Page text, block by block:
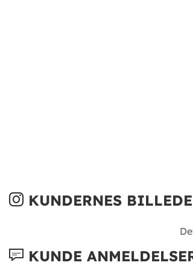
KUNDERNES
KUNDE